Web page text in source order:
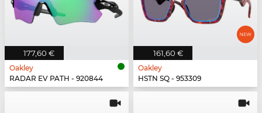
177,60 €
Oakley
RADAR EV PATH - 920844
161,60 €
Oakley
HSTN SQ - 953309